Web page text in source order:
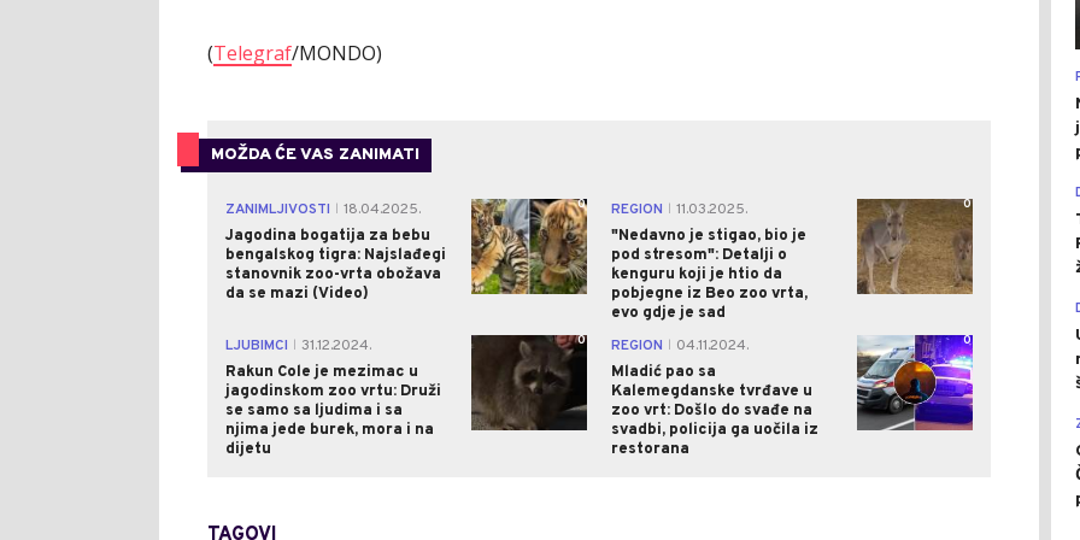
(Telegraf/MONDO)
MOŽDA ĆE VAS ZANIMATI
ZANIMLJIVOSTI
18.04.2025.
Jagodina bogatija za bebu
bengalskog tigra: Najslađegi
stanovnik zoo-vrta obožava
da se mazi (Video)
0 REGION
11.03.2025.
"Nedavno je stigao, bio je
pod stresom": Detalji o
kenguru koji je htio da
pobjegne iz Beo zoo vrta,
evo gdje je sad
0
LJUBIMCI
31.12.2024.
Rakun Cole je mezimac u
jagodinskom zoo vrtu: Druži
se samo sa ljudima i sa
njima jede burek, mora i na
dijetu
0 REGION
04.11.2024.
Mladić pao sa
Kalemegdanske tvrđave u
zoo vrt: Došlo do svađe na
svadbi, policija ga uočila iz
restorana
0